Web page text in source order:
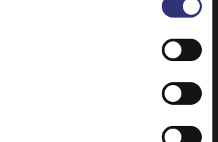
recepten ontdekken